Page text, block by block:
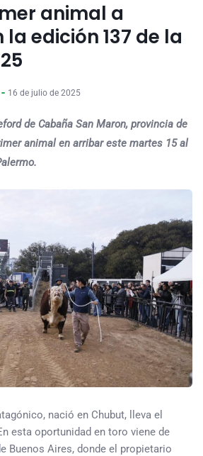
animal a
edición 137 de la
16 de julio de 2025
de Cabaña San Maron, provincia de
animal en arribar este martes 15 al
nació en Chubut, lleva el
esta oportunidad en toro viene de
Buenos Aires, donde el propietario